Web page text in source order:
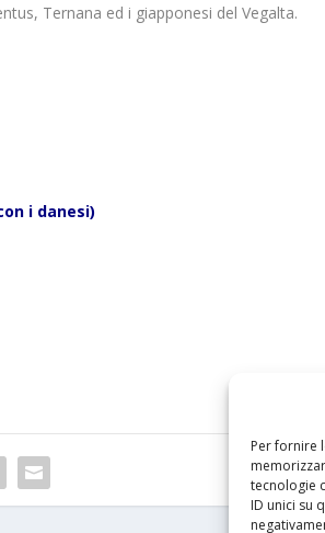
Per fornire
tecnologie
ID unici su
Ternana ed i giapponesi del Vegalta.
i danesi)